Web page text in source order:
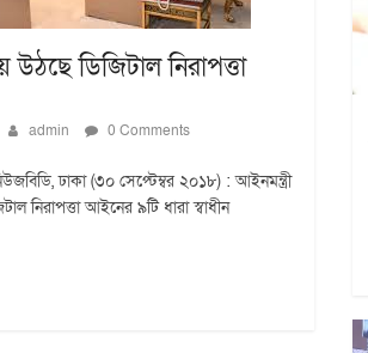
উঠছে ডিজিটাল নিরাপত্তা
admin 0 Comments
ঢাকা (৩০ সেপ্টেম্বর ২০১৮) : আইনমন্ত্রী
নিরাপত্তা আইনের ৯টি ধারা স্বাধীন